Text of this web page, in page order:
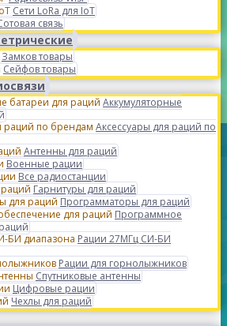
Сети LoRa для IoT
связь
Замков товары
Сейфов товары
Аккумуляторные
Аксессуары для раций по
Антенны для раций
Военные рации
Все радиостанции
Гарнитуры для раций
Программаторы для раций
Программное
Рации 27МГц СИ-БИ
Рации для горнолыжников
Спутниковые антенны
Цифровые рации
Чехлы для раций